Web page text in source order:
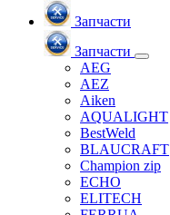
Запчасти
Запчасти
AEG
AEZ
Aiken
AQUALIGHT
BestWeld
BLAUCRAFT
Champion zip
ECHO
ELITECH